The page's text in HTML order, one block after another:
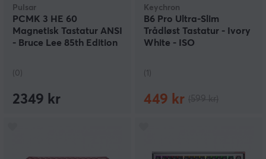
Pulsar
PCMK 3 HE 60
Magnetisk Tastatur ANSI
- Bruce Lee 85th Edition
(0)
2349 kr
Keychron
B6 Pro Ultra-Slim
Trådløst Tastatur - Ivory
White - ISO
(1)
449 kr